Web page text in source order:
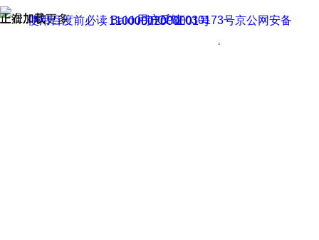
正在加载
上滑加载更多 用户反馈
使用百度前必读 Baidu 京ICP证030173号
京公网安备11000002000001号